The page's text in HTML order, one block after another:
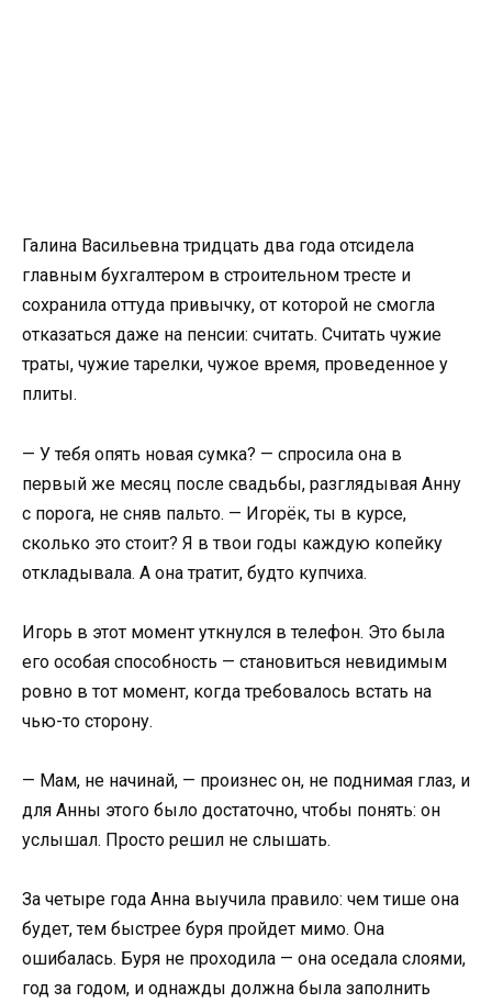
Галина Васильевна тридцать два года отсидела
главным бухгалтером в строительном тресте и
сохранила оттуда привычку, от которой не смогла
отказаться даже на пенсии: считать. Считать чужие
траты, чужие тарелки, чужое время, проведенное у
плиты.
— У тебя опять новая сумка? — спросила она в
первый же месяц после свадьбы, разглядывая Анну
с порога, не сняв пальто. — Игорёк, ты в курсе,
сколько это стоит? Я в твои годы каждую копейку
откладывала. А она тратит, будто купчиха.
Игорь в этот момент уткнулся в телефон. Это была
его особая способность — становиться невидимым
ровно в тот момент, когда требовалось встать на
чью-то сторону.
— Мам, не начинай, — произнес он, не поднимая глаз, и
для Анны этого было достаточно, чтобы понять: он
услышал. Просто решил не слышать.
За четыре года Анна выучила правило: чем тише она
будет, тем быстрее буря пройдет мимо. Она
ошибалась. Буря не проходила — она оседала слоями,
год за годом, и однажды должна была заполнить